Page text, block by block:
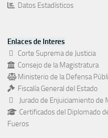
Datos Estadísticos
Enlaces de Interes
Corte Suprema de Justicia
Consejo de la Magistratura
Ministerio de la Defensa
Fiscalía General del Estado
Jurado de Enjuiciamiento de
Certificados del Diplomado
Fueros